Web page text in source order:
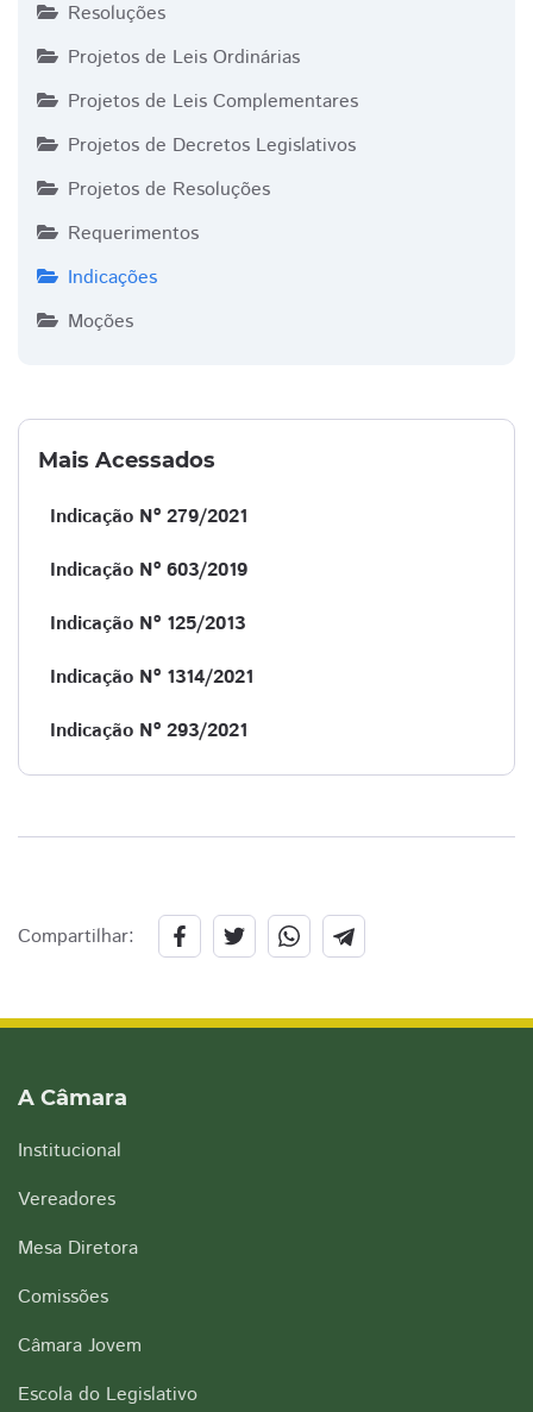
Resoluções
Projetos de Leis Ordinárias
Projetos de Leis Complementares
Projetos de Decretos Legislativos
Projetos de Resoluções
Requerimentos
Indicações
Moções
Mais Acessados
Indicação Nº 279/2021
Indicação Nº 603/2019
Indicação Nº 125/2013
Indicação Nº 1314/2021
Indicação Nº 293/2021
Compartilhar:
A Câmara
Institucional
Vereadores
Mesa Diretora
Comissões
Câmara Jovem
Escola do Legislativo